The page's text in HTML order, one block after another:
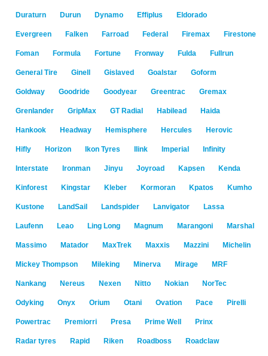
Duraturn Durun Dynamo Effiplus Eldorado
Evergreen Falken Farroad Federal Firemax Firestone
Foman Formula Fortune Fronway Fulda Fullrun
General Tire Ginell Gislaved Goalstar Goform
Goldway Goodride Goodyear Greentrac Gremax
Grenlander GripMax GT Radial Habilead Haida
Hankook Headway Hemisphere Hercules Herovic
Hifly Horizon Ikon Tyres Ilink Imperial Infinity
Interstate Ironman Jinyu Joyroad Kapsen Kenda
Kinforest Kingstar Kleber Kormoran Kpatos Kumho
Kustone LandSail Landspider Lanvigator Lassa
Laufenn Leao Ling Long Magnum Marangoni Marshal
Massimo Matador MaxTrek Maxxis Mazzini Michelin
Mickey Thompson Mileking Minerva Mirage MRF
Nankang Nereus Nexen Nitto Nokian NorTec
Odyking Onyx Orium Otani Ovation Pace Pirelli
Powertrac Premiorri Presa Prime Well Prinx
Radar tyres Rapid Riken Roadboss Roadclaw